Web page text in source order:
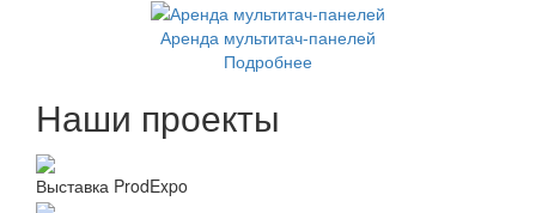
Аренда мультитач-панелей
Подробнее
Наши проекты
Выставка ProdExpo